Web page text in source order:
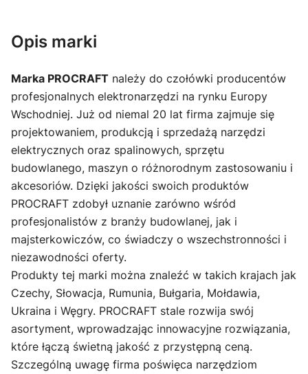
Opis marki
Marka PROCRAFT należy do czołówki producentów
profesjonalnych elektronarzędzi na rynku Europy
Wschodniej. Już od niemal 20 lat firma zajmuje się
projektowaniem, produkcją i sprzedażą narzędzi
elektrycznych oraz spalinowych, sprzętu
budowlanego, maszyn o różnorodnym zastosowaniu i
akcesoriów. Dzięki jakości swoich produktów
PROCRAFT zdobył uznanie zarówno wśród
profesjonalistów z branży budowlanej, jak i
majsterkowiczów, co świadczy o wszechstronności i
niezawodności oferty.
Produkty tej marki można znaleźć w takich krajach jak
Czechy, Słowacja, Rumunia, Bułgaria, Mołdawia,
Ukraina i Węgry. PROCRAFT stale rozwija swój
asortyment, wprowadzając innowacyjne rozwiązania,
które łączą świetną jakość z przystępną ceną.
Szczególną uwagę firma poświęca narzędziom